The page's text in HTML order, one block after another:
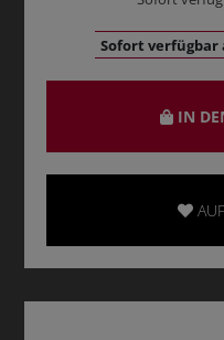
Sofort verfügbar
IN